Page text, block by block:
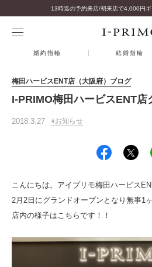
婚約指輪 結婚指輪
梅田ハービスENT店（大阪府）ブログ
I-PRIMO梅田ハービスENT店
2018.3.27 お知らせ
こんにちは。アイプリモ梅田ハービス
2月2日にグランドオープンとなり無事1
店内の様子はこちらです！！